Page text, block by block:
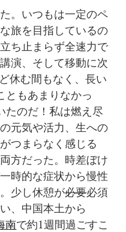
。いつもは一定のペ
旅を目指しているの
ち止まらず全速力で
演、そして移動に次
休む間もなく、長い
ともあまりなかっ
たのだ！私は燃え尽
元気や活力、生への
つまらなく感じる
方だった。時差ぼけ
時的な症状から慢性
少し休憩が必要必須
、中国本土から
南で約1週間過ごすこ